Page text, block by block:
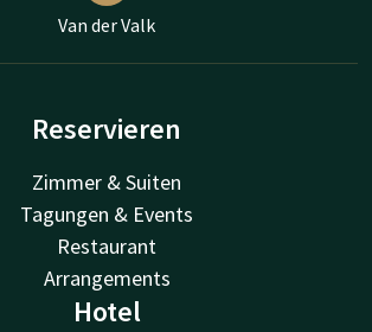
Van der Valk
Reservieren
Zimmer & Suiten
Tagungen & Events
Restaurant
Arrangements
Hotel